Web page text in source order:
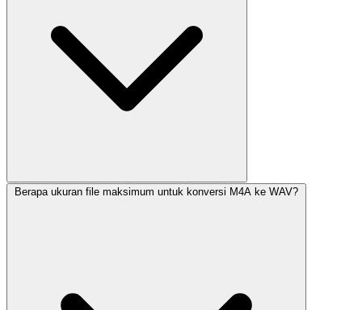
Berapa ukuran file maksimum untuk konversi M4A ke WAV?